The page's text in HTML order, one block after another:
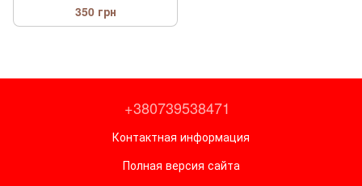
350 грн
+380739538471
Контактная информация
Полная версия сайта